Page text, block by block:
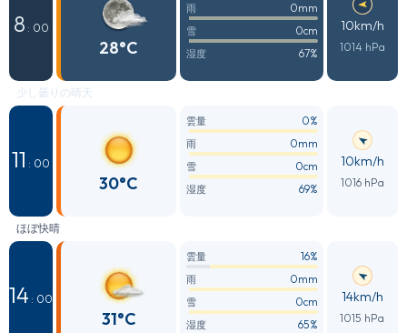
8 : 00
28°C
雨 0mm
雪 0cm
湿度 67%
10km/h
1014 hPa
少し曇りの晴天
11 : 00
30°C
雲量 0%
雨 0mm
雪 0cm
湿度 69%
10km/h
1016 hPa
ほぼ快晴
14 : 00
31°C
雲量 16%
雨 0mm
雪 0cm
湿度 65%
14km/h
1015 hPa